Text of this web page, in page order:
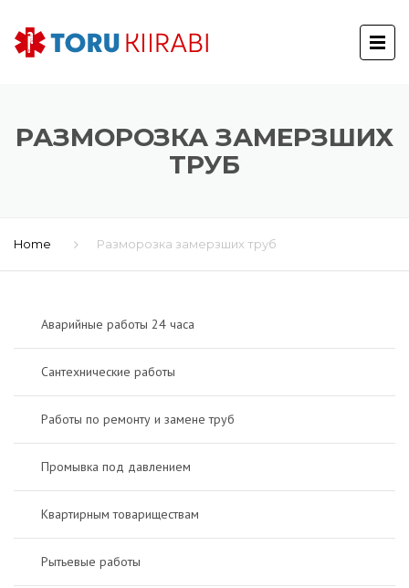
РАЗМОРОЗКА ЗАМЕРЗШИХ
ТРУБ
Home Разморозка замерзших труб
Аварийные работы 24 часа
Сантехнические работы
Работы по ремонту и замене труб
Промывка под давлением
Квартирным товариществам
Рытьевые работы